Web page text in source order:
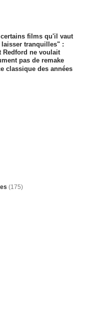
films qu'il vaut
laisser tranquilles" :
Redford ne voulait
pas de remake
classique des années
(175)